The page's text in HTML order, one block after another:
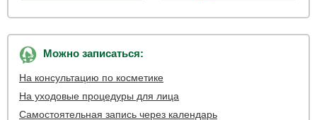
Можно записаться:
На консультацию по косметике
На уходовые процедуры для лица
Самостоятельная запись через календарь